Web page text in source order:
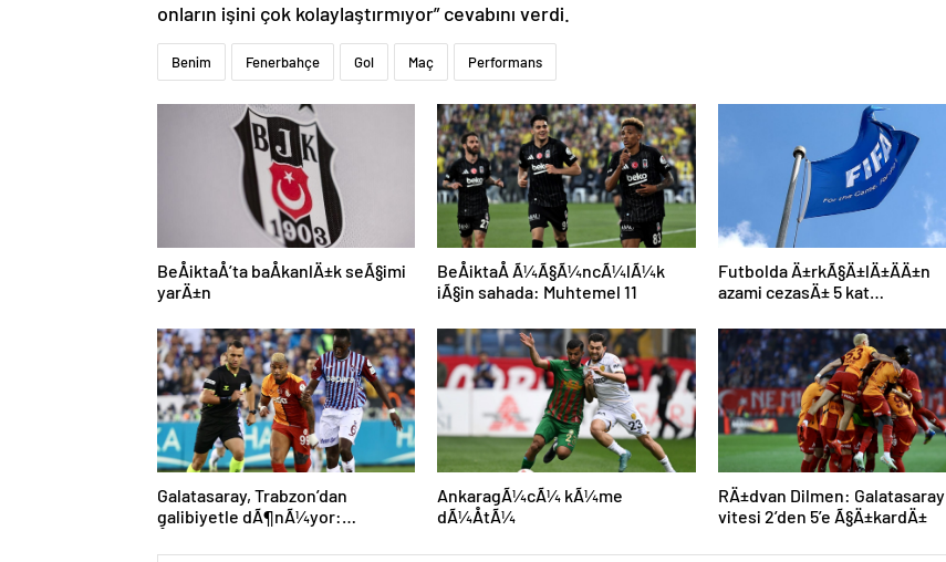
onların işini çok kolaylaştırmıyor” cevabını verdi.
Benim Fenerbahçe Gol Maç Performans
BeÅiktaÅ’ta baÅkanlÄ±k seÃ§imi
yarÄ±n
BeÅiktaÅ Ã¼Ã§Ã¼ncÃ¼lÃ¼k
iÃ§in sahada: Muhtemel 11
Futbolda Ä±rkÃ§Ä±lÄ±ÄÄ±n
azami cezasÄ± 5 kat
Galatasaray, Trabzon’dan
galibiyetle dÃ¶nÃ¼yor:
AnkaragÃ¼cÃ¼ kÃ¼me
dÃ¼ÅtÃ¼
RÄ±dvan Dilmen: Galatasaray
vitesi 2’den 5’e Ã§Ä±kardÄ±